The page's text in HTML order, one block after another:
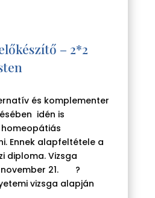
– 2*2
és komplementer
idén is
Ennek alapfeltétele a
diploma. Vizsga
november 21. ?
vizsga alapján